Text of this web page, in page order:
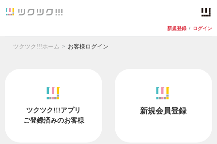
新規登録 / ログイン
ツクツク!!!ホーム お客様ログイン
ツクツク!!!アプリ
ご登録済みのお客様
新規会員登録